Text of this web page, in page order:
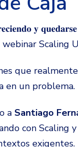
𝐲 𝐪𝐮𝐞𝐝𝐚𝐫𝐬𝐞
Scaling
que
en un problema.
a Santiago
con Scaling
exigentes.